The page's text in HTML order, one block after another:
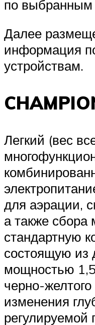
по выбранным
Далее
информация
устройствам.
Легкий (вес
для аэрации,
а также сбора
стандартную
состоящую из
мощностью 1,5
черно-желтого
изменения
регулируемой